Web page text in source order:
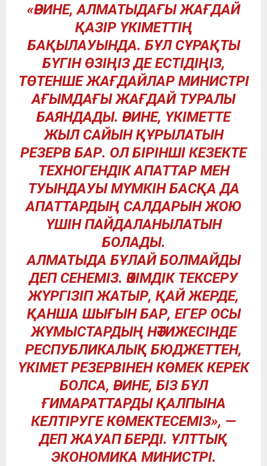
«ӘРИНЕ, АЛМАТЫДАҒЫ ЖАҒДАЙ
ҚАЗІР ҮКІМЕТТІҢ
БАҚЫЛАУЫНДА. БҰЛ СҰРАҚТЫ
БҮГІН ӨЗІҢІЗ ДЕ ЕСТІДІҢІЗ,
ТӨТЕНШЕ ЖАҒДАЙЛАР МИНИСТРІ
АҒЫМДАҒЫ ЖАҒДАЙ ТУРАЛЫ
БАЯНДАДЫ. ӘРИНЕ, ҮКІМЕТТЕ
ЖЫЛ САЙЫН ҚҰРЫЛАТЫН
РЕЗЕРВ БАР. ОЛ БІРІНШІ КЕЗЕКТЕ
ТЕХНОГЕНДІК АПАТТАР МЕН
ТУЫНДАУЫ МҮМКІН БАСҚА ДА
АПАТТАРДЫҢ САЛДАРЫН ЖОЮ
ҮШІН ПАЙДАЛАНЫЛАТЫН
БОЛАДЫ.
АЛМАТЫДА БҰЛАЙ БОЛМАЙДЫ
ДЕП СЕНЕМІЗ. ӘКІМДІК ТЕКСЕРУ
ЖҮРГІЗІП ЖАТЫР, ҚАЙ ЖЕРДЕ,
ҚАНША ШЫҒЫН БАР, ЕГЕР ОСЫ
ЖҰМЫСТАРДЫҢ НӘТИЖЕСІНДЕ
РЕСПУБЛИКАЛЫҚ БЮДЖЕТТЕН,
ҮКІМЕТ РЕЗЕРВІНЕН КӨМЕК КЕРЕК
БОЛСА, ӘРИНЕ, БІЗ БҰЛ
ҒИМАРАТТАРДЫ ҚАЛПЫНА
КЕЛТІРУГЕ КӨМЕКТЕСЕМІЗ», —
ДЕП ЖАУАП БЕРДІ. ҰЛТТЫҚ
ЭКОНОМИКА МИНИСТРІ.